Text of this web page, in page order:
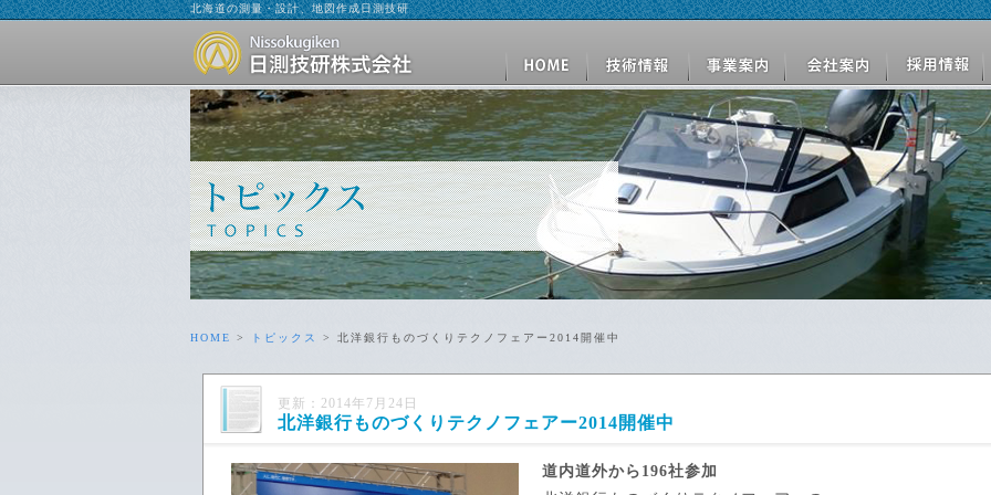
北海道の測量・設計、地図作成日測技研
HOME > トピックス > 北洋銀行ものづくりテクノフェアー2014開催中
更新：2014年7月24日
北洋銀行ものづくりテクノフェアー2014開催中
道内道外から196社参加